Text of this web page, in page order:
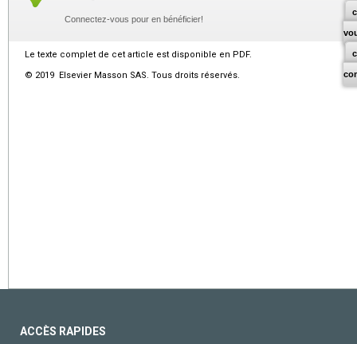
Connectez-vous pour en bénéficier!
Le texte complet de cet article est disponible en PDF.
© 2019 Elsevier Masson SAS. Tous droits réservés.
ACCÈS RAPIDES